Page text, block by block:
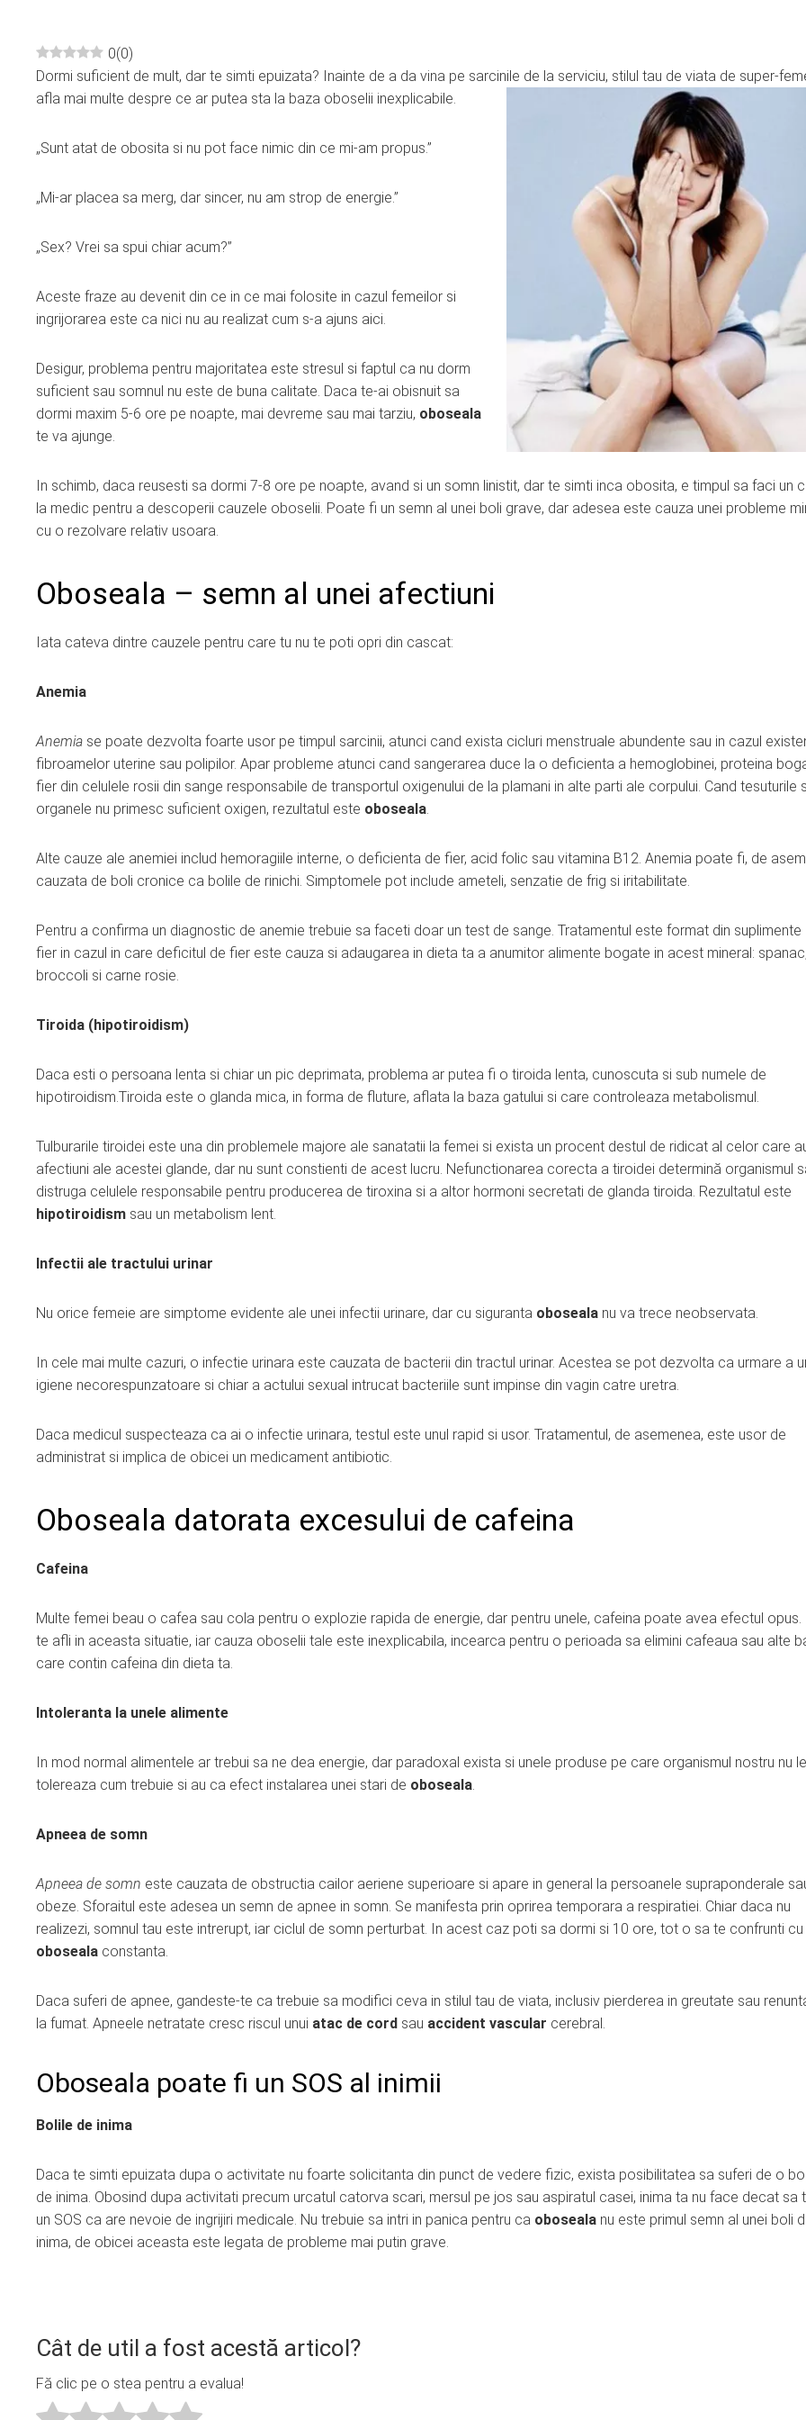
0(0)
Dormi suficient de mult, dar te simti epuizata? Inainte de a da vina pe sarcinile de la serviciu, stilul tau de viata de super-
afla mai multe despre ce ar putea sta la baza oboselii inexplicabile.
„Sunt atat de obosita si nu pot face nimic din ce mi-am propus.”
„Mi-ar placea sa merg, dar sincer, nu am strop de energie.”
„Sex? Vrei sa spui chiar acum?”
Aceste fraze au devenit din ce in ce mai folosite in cazul femeilor si
ingrijorarea este ca nici nu au realizat cum s-a ajuns aici.
Desigur, problema pentru majoritatea este stresul si faptul ca nu dorm
suficient sau somnul nu este de buna calitate. Daca te-ai obisnuit sa
dormi maxim 5-6 ore pe noapte, mai devreme sau mai tarziu, oboseala
te va ajunge.
In schimb, daca reusesti sa dormi 7-8 ore pe noapte, avand si un somn linistit, dar te simti inca obosita, e timpul sa faci un
la medic pentru a descoperii cauzele oboselii. Poate fi un semn al unei boli grave, dar adesea este cauza unei probleme
cu o rezolvare relativ usoara.
Oboseala – semn al unei afectiuni
Iata cateva dintre cauzele pentru care tu nu te poti opri din cascat:
Anemia
Anemia se poate dezvolta foarte usor pe timpul sarcinii, atunci cand exista cicluri menstruale abundente sau in cazul
fibroamelor uterine sau polipilor. Apar probleme atunci cand sangerarea duce la o deficienta a hemoglobinei, proteina
fier din celulele rosii din sange responsabile de transportul oxigenului de la plamani in alte parti ale corpului. Cand tesuturile
organele nu primesc suficient oxigen, rezultatul este oboseala.
Alte cauze ale anemiei includ hemoragiile interne, o deficienta de fier, acid folic sau vitamina B12. Anemia poate fi, de
cauzata de boli cronice ca bolile de rinichi. Simptomele pot include ameteli, senzatie de frig si iritabilitate.
Pentru a confirma un diagnostic de anemie trebuie sa faceti doar un test de sange. Tratamentul este format din suplimente
fier in cazul in care deficitul de fier este cauza si adaugarea in dieta ta a anumitor alimente bogate in acest mineral:
broccoli si carne rosie.
Tiroida (hipotiroidism)
Daca esti o persoana lenta si chiar un pic deprimata, problema ar putea fi o tiroida lenta, cunoscuta si sub numele de
hipotiroidism.Tiroida este o glanda mica, in forma de fluture, aflata la baza gatului si care controleaza metabolismul.
Tulburarile tiroidei este una din problemele majore ale sanatatii la femei si exista un procent destul de ridicat al celor care
afectiuni ale acestei glande, dar nu sunt constienti de acest lucru. Nefunctionarea corecta a tiroidei determină organismul
distruga celulele responsabile pentru producerea de tiroxina si a altor hormoni secretati de glanda tiroida. Rezultatul este
hipotiroidism sau un metabolism lent.
Infectii ale tractului urinar
Nu orice femeie are simptome evidente ale unei infectii urinare, dar cu siguranta oboseala nu va trece neobservata.
In cele mai multe cazuri, o infectie urinara este cauzata de bacterii din tractul urinar. Acestea se pot dezvolta ca urmare a
igiene necorespunzatoare si chiar a actului sexual intrucat bacteriile sunt impinse din vagin catre uretra.
Daca medicul suspecteaza ca ai o infectie urinara, testul este unul rapid si usor. Tratamentul, de asemenea, este usor de
administrat si implica de obicei un medicament antibiotic.
Oboseala datorata excesului de cafeina
Cafeina
Multe femei beau o cafea sau cola pentru o explozie rapida de energie, dar pentru unele, cafeina poate avea efectul opus.
te afli in aceasta situatie, iar cauza oboselii tale este inexplicabila, incearca pentru o perioada sa elimini cafeaua sau alte
care contin cafeina din dieta ta.
Intoleranta la unele alimente
In mod normal alimentele ar trebui sa ne dea energie, dar paradoxal exista si unele produse pe care organismul nostru nu le
tolereaza cum trebuie si au ca efect instalarea unei stari de oboseala.
Apneea de somn
Apneea de somn este cauzata de obstructia cailor aeriene superioare si apare in general la persoanele supraponderale
obeze. Sforaitul este adesea un semn de apnee in somn. Se manifesta prin oprirea temporara a respiratiei. Chiar daca nu
realizezi, somnul tau este intrerupt, iar ciclul de somn perturbat. In acest caz poti sa dormi si 10 ore, tot o sa te confrunti
oboseala constanta.
Daca suferi de apnee, gandeste-te ca trebuie sa modifici ceva in stilul tau de viata, inclusiv pierderea in greutate sau
la fumat. Apneele netratate cresc riscul unui atac de cord sau accident vascular cerebral.
Oboseala poate fi un SOS al inimii
Bolile de inima
Daca te simti epuizata dupa o activitate nu foarte solicitanta din punct de vedere fizic, exista posibilitatea sa suferi de o
de inima. Obosind dupa activitati precum urcatul catorva scari, mersul pe jos sau aspiratul casei, inima ta nu face decat sa
un SOS ca are nevoie de ingrijiri medicale. Nu trebuie sa intri in panica pentru ca oboseala nu este primul semn al unei boli
inima, de obicei aceasta este legata de probleme mai putin grave.
Cât de util a fost acestă articol?
Fă clic pe o stea pentru a evalua!